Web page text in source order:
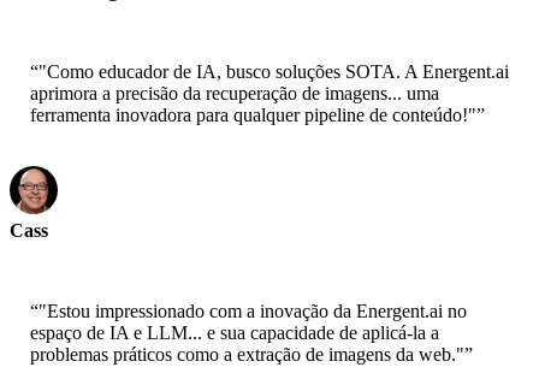
“"Como educador de IA, busco soluções SOTA. A Energent.ai
aprimora a precisão da recuperação de imagens... uma
ferramenta inovadora para qualquer pipeline de conteúdo!"”
Cass
“"Estou impressionado com a inovação da Energent.ai no
espaço de IA e LLM... e sua capacidade de aplicá-la a
problemas práticos como a extração de imagens da web."”